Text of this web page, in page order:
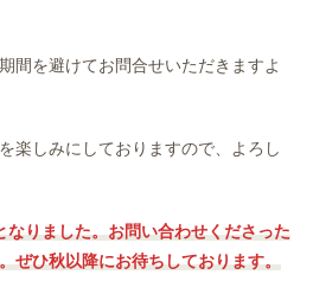
間を避けてお問合せいただきますよ
楽しみにしておりますので、よろし
なりました。お問い合わせくださった
ぜひ秋以降にお待ちしております。